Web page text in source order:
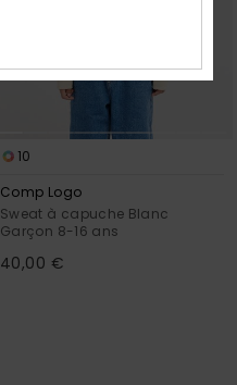
10
Comp Logo
Sweat à capuche Blanc
Garçon 8-16 ans
40,00 €